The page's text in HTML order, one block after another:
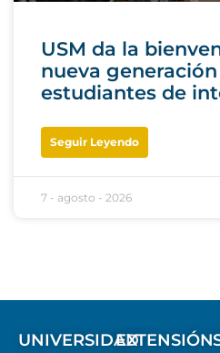
USM da la
nueva
estudiantes de
Seguir Leyendo
7 - agosto - 2026
UNIVERSIDADEXTENSIÓN